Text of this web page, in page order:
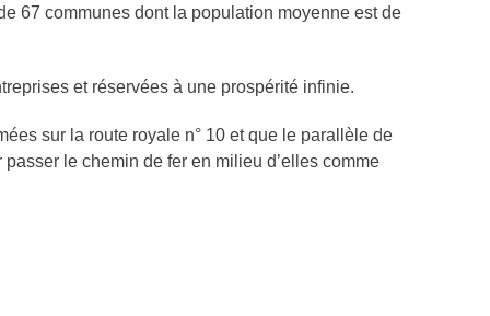
67 communes dont la population moyenne est de
et réservées à une prospérité infinie.
sur la route royale n° 10 et que le parallèle de
le chemin de fer en milieu d’elles comme